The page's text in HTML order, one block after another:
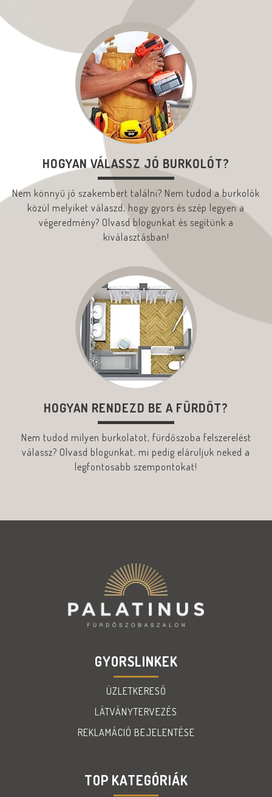
HOGYAN VÁLASSZ JÓ BURKOLÓT?
Nem könnyű jó szakembert találni? Nem tudod a burkolók
közül melyiket válaszd, hogy gyors és szép legyen a
végeredmény? Olvasd blogunkat és segítünk a
kiválasztásban!
HOGYAN RENDEZD BE A FÜRDŐT?
Nem tudod milyen burkolatot, fürdőszoba felszerelést
válassz? Olvasd blogunkat, mi pedig eláruljuk neked a
legfontosabb szempontokat!
GYORSLINKEK
ÜZLETKERESŐ
LÁTVÁNYTERVEZÉS
REKLAMÁCIÓ BEJELENTÉSE
TOP KATEGÓRIÁK